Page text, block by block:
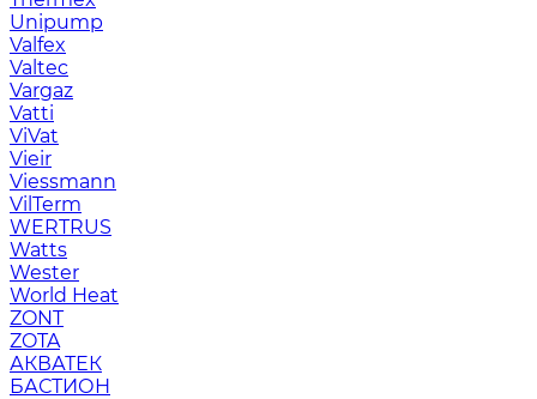
Unipump
Valfex
Valtec
Vargaz
Vatti
ViVat
Vieir
Viessmann
VilTerm
WERTRUS
Watts
Wester
World Heat
ZONT
ZOTA
АКВАТЕК
БАСТИОН